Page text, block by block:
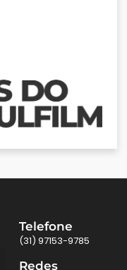
Telefone
(31) 97153-9785
Redes